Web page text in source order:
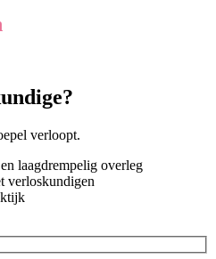
verloopt.
laagdrempelig overleg
verloskundigen